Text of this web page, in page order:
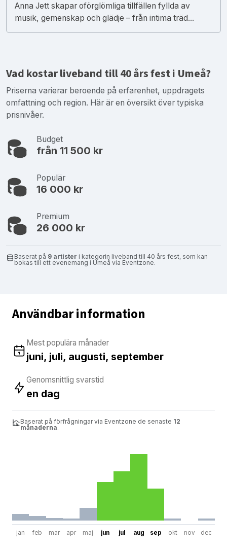
Anna Jett skapar oförglömliga tillfällen fyllda av
musik, gemenskap och glädje – från intima träd...
Vad kostar liveband till 40 års fest i Umeå?
Priserna varierar beroende på erfarenhet, uppdragets
omfattning och region. Här är en översikt över typiska
prisnivåer.
Budget
från 11 500 kr
Populär
16 000 kr
Premium
26 000 kr
Baserat på 9 artister i kategorin liveband till 40 års fest, som kan
bokas till ett evenemang i Umeå via Eventzone.
Användbar information
Mest populära månader
juni, juli, augusti, september
Genomsnittlig svarstid
en dag
Baserat på förfrågningar via Eventzone de senaste 12
månaderna.
jan feb mar apr maj jun jul aug sep okt nov dec